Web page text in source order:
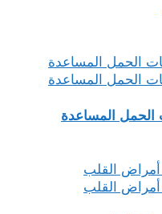
الحمل المساعدة